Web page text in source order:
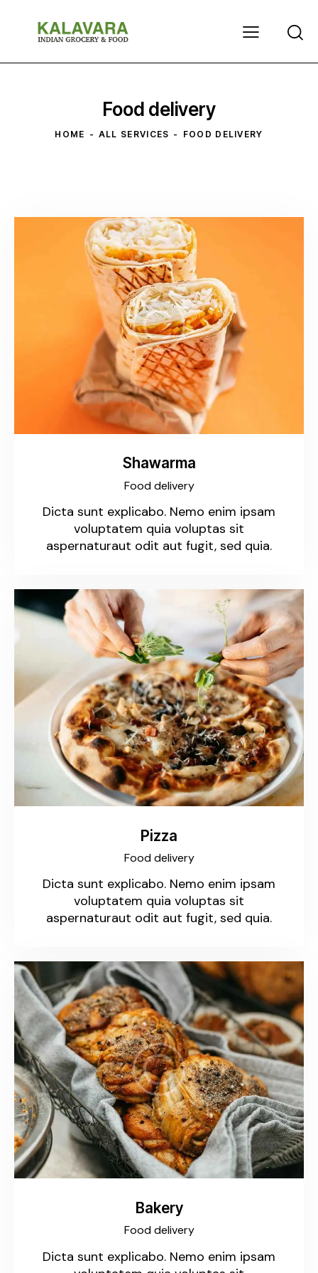
Food delivery
HOME ALL SERVICES FOOD DELIVERY
Shawarma
Food delivery
Dicta sunt explicabo. Nemo enim ipsam
voluptatem quia voluptas sit
aspernaturaut odit aut fugit, sed quia.
Pizza
Food delivery
Dicta sunt explicabo. Nemo enim ipsam
voluptatem quia voluptas sit
aspernaturaut odit aut fugit, sed quia.
Bakery
Food delivery
Dicta sunt explicabo. Nemo enim ipsam